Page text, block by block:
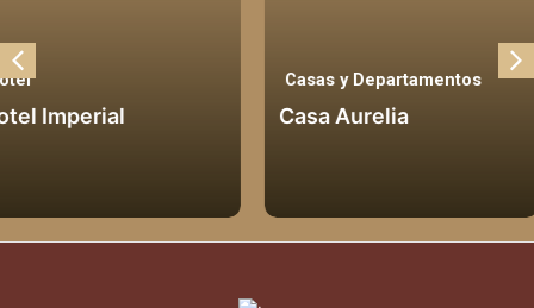
Casas y Departamentos
Casa Aurelia
Hotel
Reina Mora